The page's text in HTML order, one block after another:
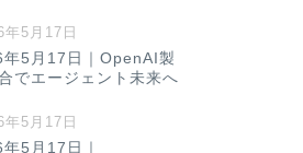
年5月17日
年5月17日｜OpenAI製
でエージェント未来へ
年5月17日
5月17日｜